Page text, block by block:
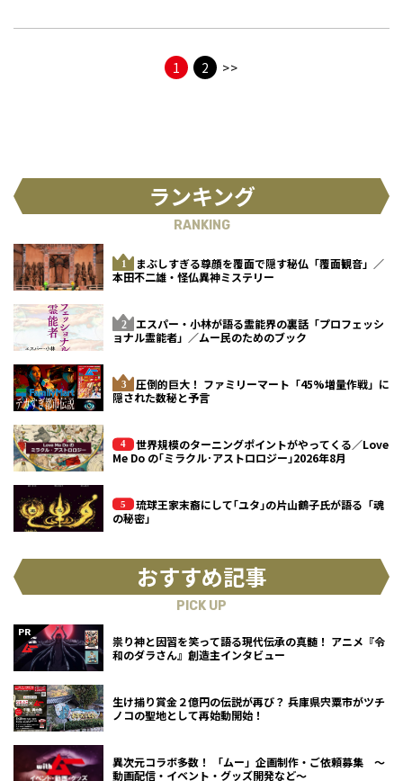
1 2 >>
ランキング
RANKING
まぶしすぎる尊顔を覆面で隠す秘仏「覆面観音」／
本田不二雄・怪仏異神ミステリー
エスパー・小林が語る霊能界の裏話「プロフェッシ
ョナル霊能者」／ムー民のためのブック
圧倒的巨大！ ファミリーマート「45%増量作戦」に
隠された数秘と予言
世界規模のターニングポイントがやってくる／Love
Me Do の｢ミラクル･アストロロジー｣2026年8月
琉球王家末裔にして｢ユタ｣の片山鶴子氏が語る「魂
の秘密」
おすすめ記事
PICK UP
祟り神と因習を笑って語る現代伝承の真髄！ アニメ『令
和のダラさん』創造主インタビュー
生け捕り賞金２億円の伝説が再び？ 兵庫県宍粟市がツチ
ノコの聖地として再始動開始！
異次元コラボ多数！ 「ムー」企画制作・ご依頼募集 ～
動画配信・イベント・グッズ開発など～